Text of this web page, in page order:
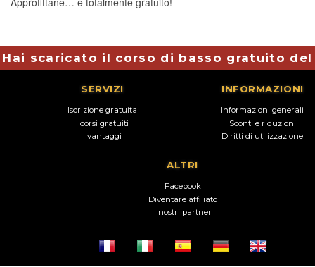
Hai scaricato il corso di basso gratuito del
SERVIZI
Iscrizione gratuita
I corsi gratuiti
I vantaggi
INFORMAZIONI
Informazioni generali
Sconti e riduzioni
Diritti di utilizzazione
ALTRI
Facebook
Diventare affiliato
I nostri partner